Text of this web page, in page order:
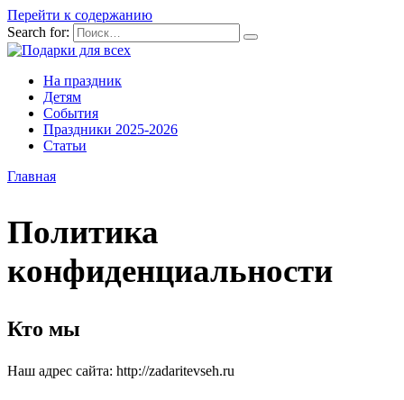
Перейти к содержанию
Search for:
На праздник
Детям
События
Праздники 2025-2026
Статьи
Главная
Политика
конфиденциальности
Кто мы
Наш адрес сайта: http://zadaritevseh.ru